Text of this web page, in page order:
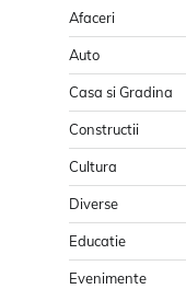
Afaceri
Auto
Casa si Gradina
Constructii
Cultura
Diverse
Educatie
Evenimente